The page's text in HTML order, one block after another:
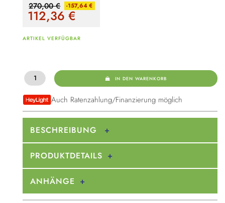
270,00 € -157,64 €
112,36€
ARTIKEL VERFÜGBAR
IN DEN WARENKORB
Auch Ratenzahlung/Finanzierung möglich
BESCHREIBUNG
PRODUKTDETAILS
ANHÄNGE